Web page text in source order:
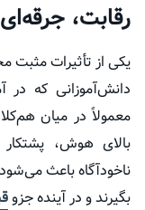
رقابت،
یکی از تأثیرات مثبت
دانش‌آموزانی که در
معمولاً در میان
بالای هوش، پشتکار
ناخودآگاه باعث
بگیرند و در آینده جزو